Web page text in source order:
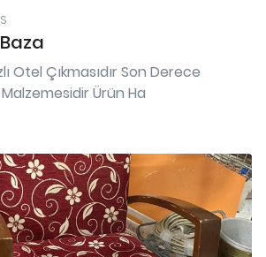
Otel Çıkmasıdır Son Derece
Ürün Ha